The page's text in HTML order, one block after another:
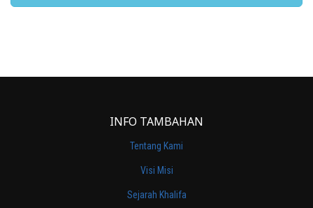
INFO TAMBAHAN
Tentang Kami
Visi Misi
Sejarah Khalifa